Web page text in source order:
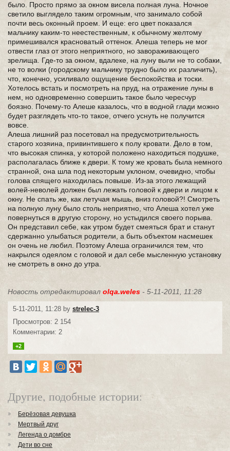
было. Просто прямо за окном висела полная луна. Ночное
светило выглядело таким огромным, что занимало собой
почти весь оконный проем. И еще: его цвет показался
мальчику каким-то неестественным, к обычному желтому
примешивался красноватый оттенок. Алеша теперь не мог
отвести глаз от этого неприятного, но завораживающего
зрелища. Где-то за окном, вдалеке, на луну выли не то собаки,
не то волки (городскому мальчику трудно было их различить),
что, конечно, усиливало ощущение беспокойства и тоски.
Хотелось встать и посмотреть на пруд, на отражение луны в
нем, но одновременно совершить такое было чересчур
боязно. Почему-то Алеше казалось, что в водной глади можно
будет разглядеть что-то такое, отчего уснуть не получится
вовсе.
Алеша лишний раз посетовал на предусмотрительность
старого хозяина, привинтившего к полу кровати. Дело в том,
что высокая спинка, у которой положено находиться подушке,
располагалась ближе к двери. К тому же кровать была немного
странной, она шла под некоторым уклоном, очевидно, чтобы
голова спящего находилась повыше. Из-за этого лежащий
волей-неволей должен был лежать головой к двери и лицом к
окну. Не спать же, как летучая мышь, вниз головой?! Смотреть
на полную луну было столь неприятно, что Алеша хотел уже
повернуться в другую сторону, но устыдился своего порыва.
Он представил себе, как утром будет смеяться брат и станут
сдержанно улыбаться родители, а быть объектом насмешек
он очень не любил. Поэтому Алеша ограничился тем, что
накрылся одеялом с головой и дал себе мысленную установку
не смотреть в окно до утра.
Новость отредактировал olqa.weles - 5-11-2011, 11:28
5-11-2011, 11:28 by strelec-3
Просмотров: 2 154
Комментарии: 2
+2
Другие, подобные истории:
Берёзовая девушка
Мертвый друг
Легенда о домбре
Дети во сне